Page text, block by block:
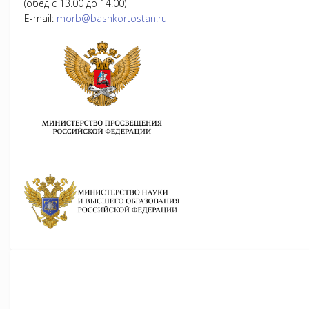
(обед с 13.00 до 14.00)
E-mail: morb@bashkortostan.ru